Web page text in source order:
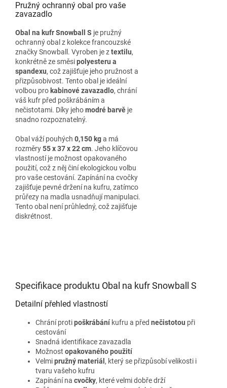
Pružný ochranný obal pro vaše
zavazadlo
Obal na kufr Snowball S je pružný
ochranný obal z kolekce francouzské
značky Snowball. Vyroben je ztextilu,
konkrétně ze směsipolyesteru a
spandexu, což zajišťuje jeho pružnost a
přizpůsobivost. Tento obal je ideální
volbou pro kabinové zavazadlo, chrání
váš kufr před poškrábáním a
nečistotami. Díky jehomodré barvě je
snadno rozpoznatelný.
Obal váží pouhých 0,150 kga má
rozměry55 x 37 x 22 cm. Jeho klíčovou
vlastností je možnost opakovaného
použití, což z něj činí ekologickou volbu
pro vaše cestování. Zapínání na cvočky
zajišťuje pevné držení na kufru, zatímco
průřezy na madla usnadňují manipulaci.
Tento obal není průhledný, což zajišťuje
diskrétnost.
Specifikace produktu Obal na kufr Snowball S
Detailní přehled vlastností
Chrání protipoškrábání kufru a před nečistotou při
cestování
Snadná identifikace zavazadla
Možnost opakovaného použití
Velmipružný materiál , který se přizpůsobí velikosti i
tvaru vašeho kufru
Zapínání na cvočky, které velmi dobře drží